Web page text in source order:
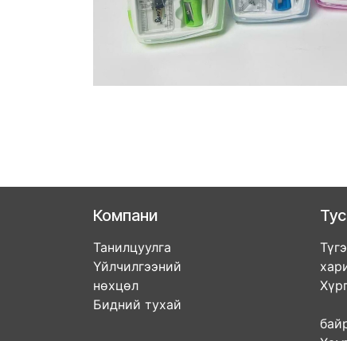
Компани
Танилцуулга
Үйлчилгээний
нөхцөл
Бидний тухай